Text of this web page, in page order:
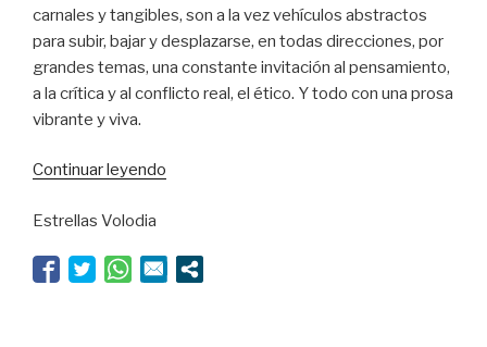
carnales y tangibles, son a la vez vehículos abstractos
para subir, bajar y desplazarse, en todas direcciones, por
grandes temas, una constante invitación al pensamiento,
a la crítica y al conflicto real, el ético. Y todo con una prosa
vibrante y viva.
Continuar leyendo
esperanza”
Estrellas Volodia